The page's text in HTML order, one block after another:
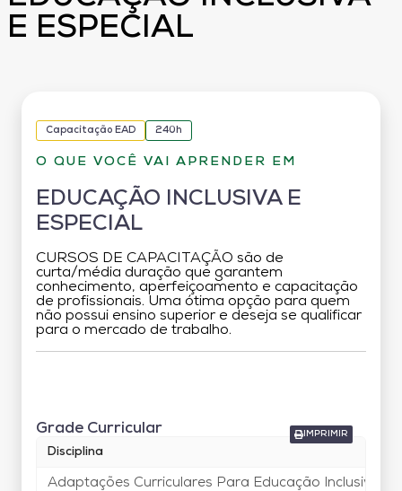
E ESPECIAL
Capacitação EAD 240h
O QUE VOCÊ VAI APRENDER EM
EDUCAÇÃO INCLUSIVA E
ESPECIAL
CURSOS DE CAPACITAÇÃO são de
curta/média duração que garantem
conhecimento, aperfeiçoamento e capacitação
de profissionais. Uma ótima opção para quem
não possui ensino superior e deseja se qualificar
para o mercado de trabalho.
IMPRIMIR
Grade Curricular
Disciplina
Adaptações Curriculares Para Educação Inclusiva